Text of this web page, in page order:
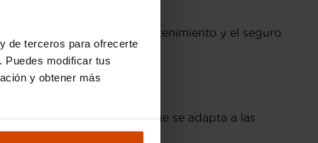
de terceros para ofrecerte
Puedes modificar tus
y obtener más
al integrar el mantenimiento y el seguro
Es un vehículo que se adapta a las
traslados.